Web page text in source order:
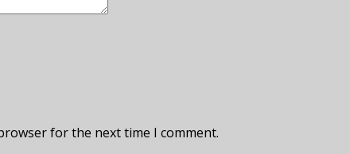
for the next time I comment.